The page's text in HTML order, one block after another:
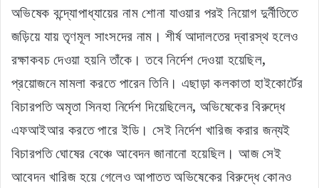
অভিষেক বন্দ্যোপাধ্যায়ের নাম শোনা যাওয়ার পরই নিয়োগ দুর্নীতিতে
জড়িয়ে যায় তৃণমূল সাংসদের নাম। শীর্ষ আদালতের দ্বারস্থ হলেও
রক্ষাকবচ দেওয়া হয়নি তাঁকে। তবে নির্দেশ দেওয়া হয়েছিল,
প্রয়োজনে মামলা করতে পারেন তিনি। এছাড়া কলকাতা হাইকোর্টের
বিচারপতি অমৃতা সিনহা নির্দেশ দিয়েছিলেন, অভিষেকের বিরুদ্ধে
এফআইআর করতে পারে ইডি। সেই নির্দেশ খারিজ করার জন্যই
বিচারপতি ঘোষের বেঞ্চে আবেদন জানানো হয়েছিল। আজ সেই
আবেদন খারিজ হয়ে গেলেও আপাতত অভিষেকের বিরুদ্ধে কোনও